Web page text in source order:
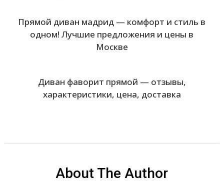
Прямой диван мадрид — комфорт и стиль в
одном! Лучшие предложения и цены в
Москве
Диван фаворит прямой — отзывы,
характеристики, цена, доставка
About The Author